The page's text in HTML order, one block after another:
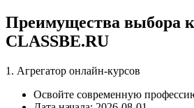
Преимущества выбора
CLASSBE.RU
1. Агрегатор онлайн-курсов
Освойте современную